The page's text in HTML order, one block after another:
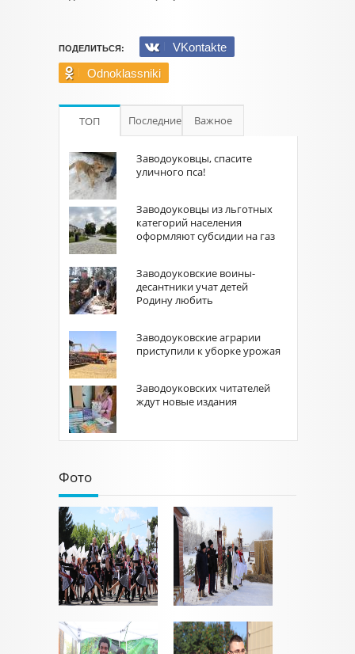
ПОДЕЛИТЬСЯ:
VKontakte
Odnoklassniki
ТОП Последние Важное
Заводоуковцы, спасите
уличного пса!
Заводоуковцы из льготных
категорий населения
оформляют субсидии на газ
Заводоуковские воины-
десантники учат детей
Родину любить
Заводоуковские аграрии
приступили к уборке урожая
Заводоуковских читателей
ждут новые издания
Фото